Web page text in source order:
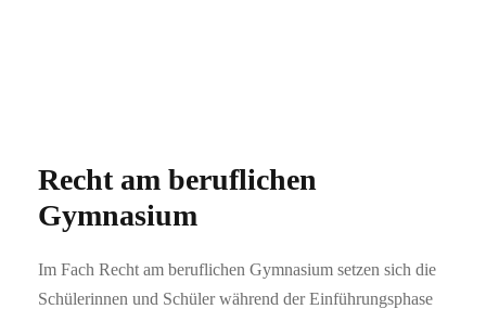
Recht am beruflichen
Gymnasium
Im Fach Recht am beruflichen Gymnasium setzen sich die
Schülerinnen und Schüler während der Einführungsphase